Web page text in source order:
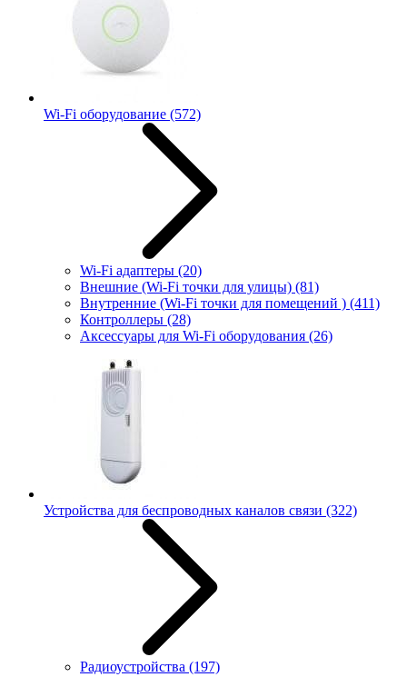
Wi-Fi оборудование (572)
Wi-Fi адаптеры (20)
Внешние (Wi-Fi точки для улицы) (81)
Внутренние (Wi-Fi точки для помещений ) (411)
Контроллеры (28)
Аксессуары для Wi-Fi оборудования (26)
Устройства для беспроводных каналов связи (322)
Радиоустройства (197)